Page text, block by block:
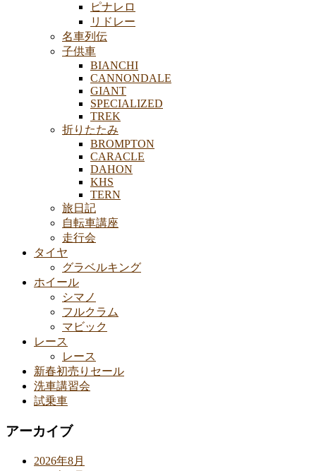
ピナレロ
リドレー
名車列伝
子供車
BIANCHI
CANNONDALE
GIANT
SPECIALIZED
TREK
折りたたみ
BROMPTON
CARACLE
DAHON
KHS
TERN
旅日記
自転車講座
走行会
タイヤ
グラベルキング
ホイール
シマノ
フルクラム
マビック
レース
レース
新春初売りセール
洗車講習会
試乗車
アーカイブ
2026年8月